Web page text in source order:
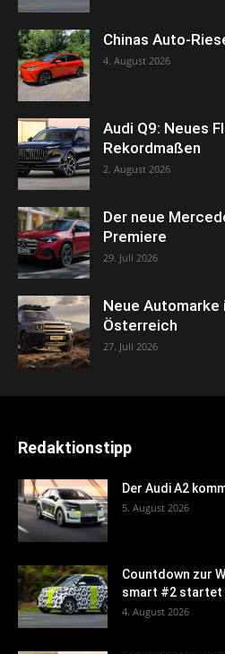
Chinas Auto-
4. August 2026
Audi Q9: Neues
Rekordmaßen
2. August 2026
Der neue
Premiere
29. Juli 2026
Neue Automarke
Österreich
27. Juli 2026
Redaktionstipp
Der Audi A2
5. August 2026
Countdown zur
smart #2 startet
4. August 2026